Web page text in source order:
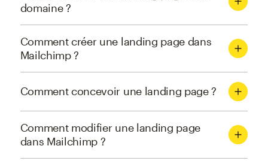
domaine ?
Comment créer une landing page dans
Mailchimp ?
Comment concevoir une landing page ?
Comment modifier une landing page
dans Mailchimp ?